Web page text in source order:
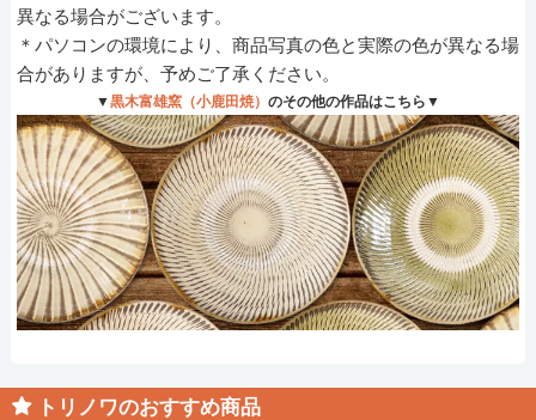
異なる場合がございます。
＊パソコンの環境により、商品写真の色と実際の色が異なる場
合がありますが、予めご了承ください。
▼黒木富雄窯（小鹿田焼） のその他の作品はこちら▼
トリノワのおすすめ商品